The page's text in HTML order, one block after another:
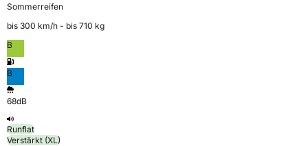
Sommerreifen
bis 300 km⁠/⁠h - bis 710 kg
B
B
68dB
Runflat
Verstärkt (XL)